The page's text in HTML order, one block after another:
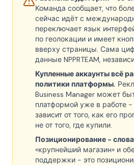
Команда сообщает, что
сейчас идёт с
переключает язык
по геолокации и имеет
вверху страницы. Сама
данные NPPRTEAM,
Купленные аккаунты всё
политики платформы.
Business Manager может
платформой уже в работе -
зависит от того, как его
не от того, где купили.
Позиционирование -
«крупнейший магазин» и
поддержки - это